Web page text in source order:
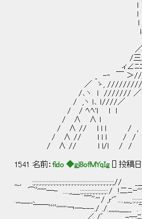
l ≧/_ -― ﾍ二
l ≧'ｌｉ≧=ﾆ三ﾍ三
l .≧ｌ'ｉ'/― ￣'l
l ≧l ll _ -≦三三
l ,＞三三三三三
／三三三三三三三
/三三三三三三
ィ∠ﾆﾆ＝ﾆ三二
_ -‐ ￣ ＞
／ ゝ,
/､ヽ l
/ ,ヽ ｌ､
/ / ﾍﾍ
/ ∧
/ ∧ // l
/ ∧ // l l
/ ∧ // l l/l
1541 名前： fido ◆gj8ofMYqIg [] 投稿
,,_,
⌒ﾞ''''''―- ....,,＿:;:;:;:;:;:;:;:;:;: / !二ﾆ
.,,,＿__、 ￣"''' / ,ｒ'"
￣￣ﾞﾞﾞﾞ'''''''￢―---./ ./.,,,,,,,＿__ .